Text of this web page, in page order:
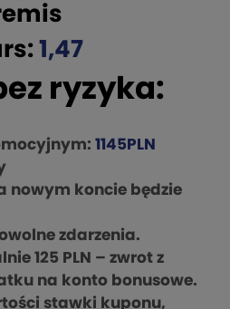
1,47
ryzyka:
1145PLN
nowym koncie będzie
zdarzenia.
125 PLN – zwrot z
na konto bonusowe.
stawki kuponu,